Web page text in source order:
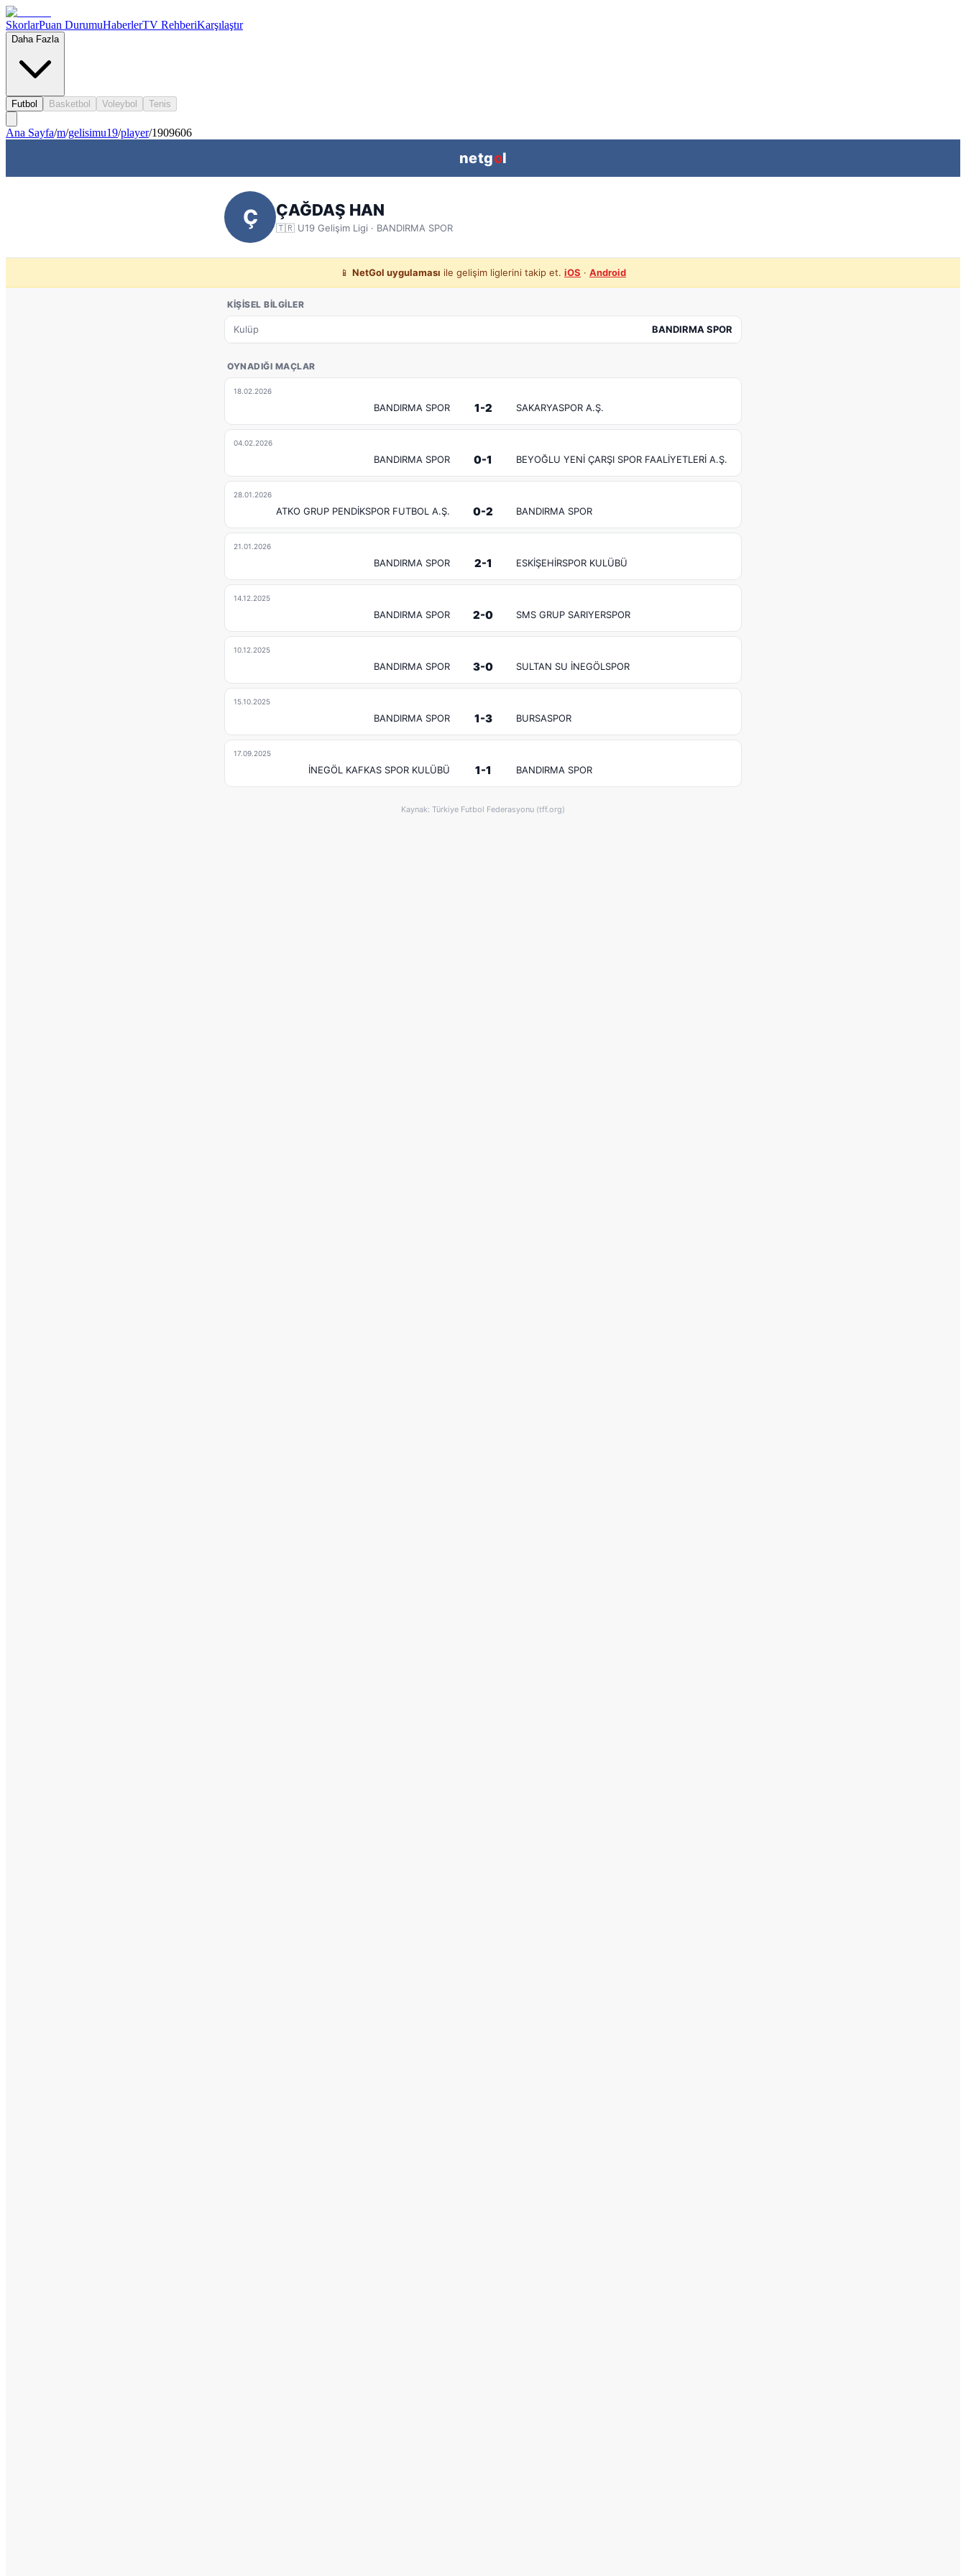
SkorlarPuan DurumuHaberlerTV RehberiKarşılaştır
Daha Fazla
Futbol Basketbol Voleybol Tenis
Ana Sayfa/m/gelisimu19/player/1909606
netgol
Ç ÇAĞDAŞ HAN
🇹🇷 U19 Gelişim Ligi · BANDIRMA SPOR
📱 NetGol uygulaması ile gelişim liglerini takip et. iOS · Android
KIŞISEL BILGILER
Kulüp BANDIRMA SPOR
OYNADIĞI MAÇLAR
18.02.2026
BANDIRMA SPOR 1-2 SAKARYASPOR A.Ş.
04.02.2026
BANDIRMA SPOR 0-1 BEYOĞLU YENİ ÇARŞI SPOR FAALİYETLERİ A.Ş.
28.01.2026
ATKO GRUP PENDİKSPOR FUTBOL A.Ş. 0-2 BANDIRMA SPOR
21.01.2026
BANDIRMA SPOR 2-1 ESKİŞEHİRSPOR KULÜBÜ
14.12.2025
BANDIRMA SPOR 2-0 SMS GRUP SARIYERSPOR
10.12.2025
BANDIRMA SPOR 3-0 SULTAN SU İNEGÖLSPOR
15.10.2025
BANDIRMA SPOR 1-3 BURSASPOR
17.09.2025
İNEGÖL KAFKAS SPOR KULÜBÜ 1-1 BANDIRMA SPOR
Kaynak: Türkiye Futbol Federasyonu (tff.org)